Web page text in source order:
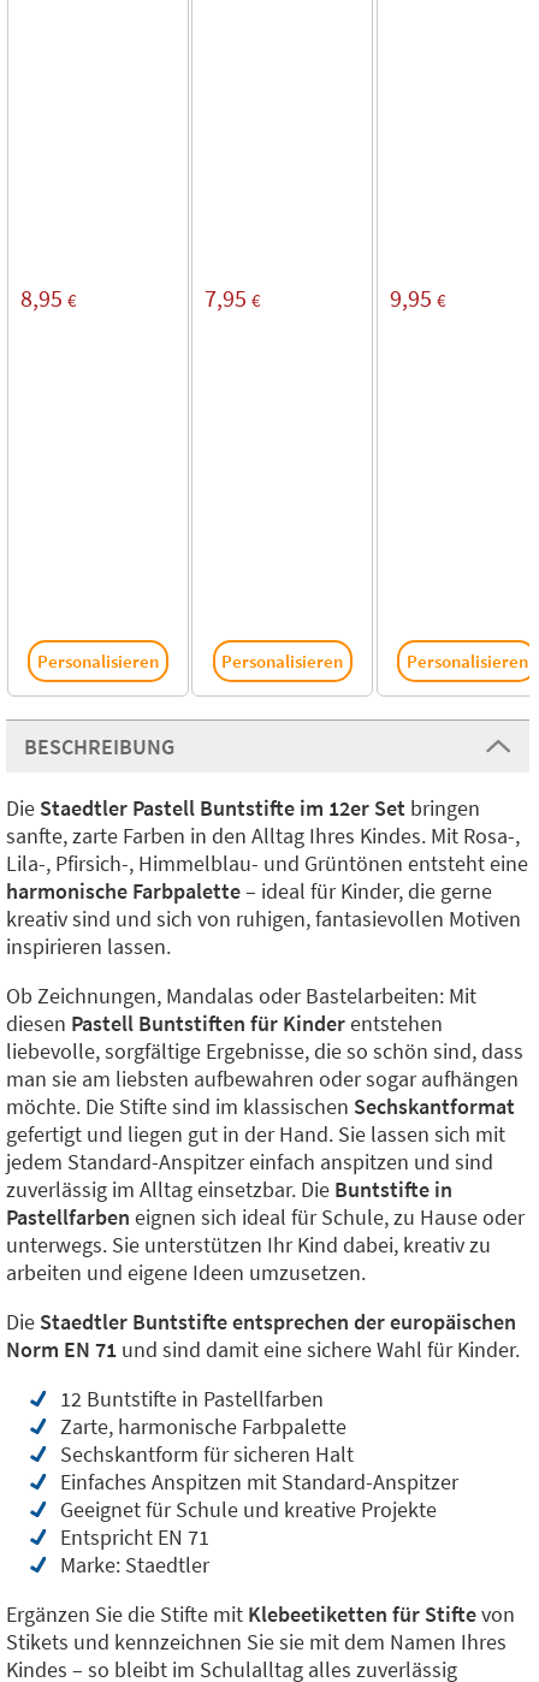
8,95 €
Personalisieren
7,95 €
Personalisieren
9,95 €
Personalisieren
BESCHREIBUNG
Die Staedtler Pastell Buntstifte im 12er Set bringen
sanfte, zarte Farben in den Alltag Ihres Kindes. Mit Rosa-,
Lila-, Pfirsich-, Himmelblau- und Grüntönen entsteht eine
harmonische Farbpalette– ideal für Kinder, die gerne
kreativ sind und sich von ruhigen, fantasievollen Motiven
inspirieren lassen.
Ob Zeichnungen, Mandalas oder Bastelarbeiten: Mit
diesen Pastell Buntstiften für Kinderentstehen
liebevolle, sorgfältige Ergebnisse, die so schön sind, dass
man sie am liebsten aufbewahren oder sogar aufhängen
möchte. Die Stifte sind im klassischen Sechskantformat
gefertigt und liegen gut in der Hand. Sie lassen sich mit
jedem Standard-Anspitzer einfach anspitzen und sind
zuverlässig im Alltag einsetzbar. Die Buntstifte in
Pastellfarben eignen sich ideal für Schule, zu Hause oder
unterwegs. Sie unterstützen Ihr Kind dabei, kreativ zu
arbeiten und eigene Ideen umzusetzen.
Die Staedtler Buntstifte entsprechen der europäischen
Norm EN 71 und sind damit eine sichere Wahl für Kinder.
12 Buntstifte in Pastellfarben
Zarte, harmonische Farbpalette
Sechskantform für sicheren Halt
Einfaches Anspitzen mit Standard-Anspitzer
Geeignet für Schule und kreative Projekte
Entspricht EN 71
Marke: Staedtler
Ergänzen Sie die Stifte mit Klebeetiketten für Stiftevon
Stikets und kennzeichnen Sie sie mit dem Namen Ihres
Kindes – so bleibt im Schulalltag alles zuverlässig